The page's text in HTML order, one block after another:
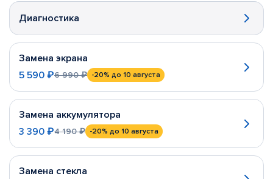
Диагностика
Замена экрана
5 590 ₽6 990 ₽ -20% до 10 августа
Замена аккумулятора
3 390 ₽4 190 ₽ -20% до 10 августа
Замена стекла